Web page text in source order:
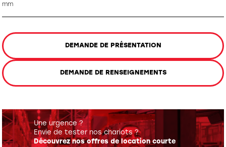
mm
DEMANDE DE PRÉSENTATION
DEMANDE DE RENSEIGNEMENTS
Une urgence ?
Envie de tester nos chariots ?
Découvrez nos offres de location courte